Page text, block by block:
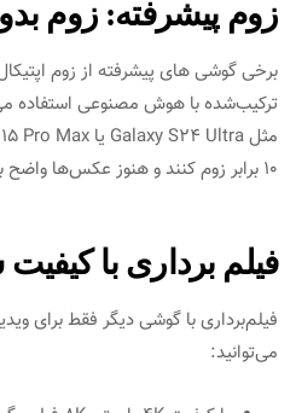
زوم پیشرفته: زوم
برخی گوشی‌ های پیشرفته از زوم
ترکیب‌شده با هوش مصنوعی استفاده
۱۰ برابر زوم کنند و هنوز عکس‌ها واضح بمانند.
فیلم‌ برداری با
فیلم‌برداری با گوشی دیگر فقط برای
می‌توانید: